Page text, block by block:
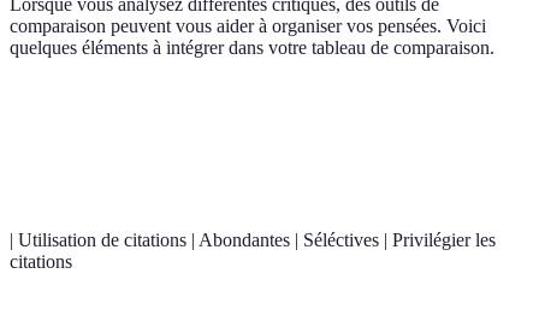
Lorsque vous analysez différentes critiques, des outils de
comparaison peuvent vous aider à organiser vos pensées. Voici
quelques éléments à intégrer dans votre tableau de comparaison.
| Utilisation de citations | Abondantes | Séléctives | Privilégier les
citations